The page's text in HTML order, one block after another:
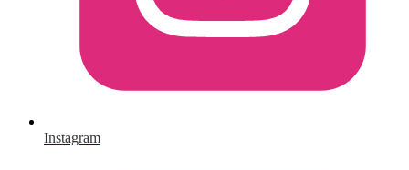
Instagram